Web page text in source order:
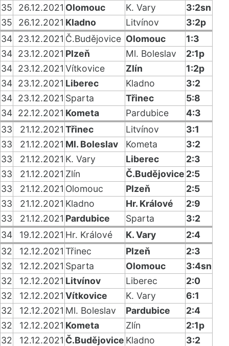
35
26.12.2021 Olomouc K. Vary
3:2sn
35
26.12.2021 Kladno Litvínov
3:2p
34 23.12.2021 Č.Budějovice Olomouc
1:3
34 23.12.2021 Plzeň Ml. Boleslav
2:1p
34 23.12.2021 Vítkovice Zlín
1:2p
34 23.12.2021 Liberec Kladno
3:2
34 23.12.2021 Sparta Třinec
5:8
34 22.12.2021 Kometa Pardubice
4:3
33
21.12.2021 Třinec Litvínov
3:1
33
21.12.2021 Ml. Boleslav Kometa
3:2
33
21.12.2021 K. Vary Liberec
2:3
33
21.12.2021 Zlín Č.Budějovice 2:5
33
21.12.2021 Olomouc Plzeň
2:5
33
21.12.2021 Kladno Hr. Králové
2:9
33
21.12.2021 Pardubice Sparta
3:2
34
19.12.2021 Hr. Králové K. Vary
2:4
32
12.12.2021 Třinec Plzeň
2:3
32
12.12.2021 Sparta Olomouc
3:4sn
32
12.12.2021 Litvínov Liberec
2:0
32
12.12.2021 Vítkovice K. Vary
6:1
32
12.12.2021 Ml. Boleslav Pardubice
2:4
32
12.12.2021 Kometa Zlín
2:1p
32
12.12.2021 Č.Budějovice Kladno
3:2